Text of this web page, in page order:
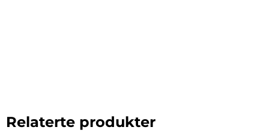
Relaterte produkter